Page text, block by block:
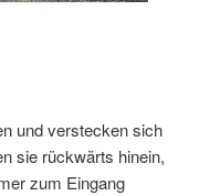
und verstecken sich
sie rückwärts hinein,
zum Eingang